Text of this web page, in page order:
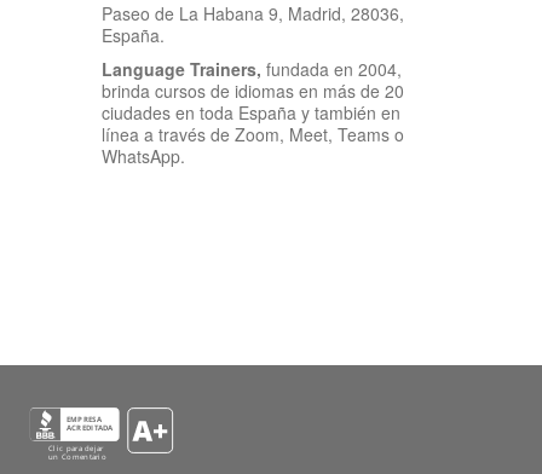
Paseo de La Habana 9, Madrid, 28036,
España.
Language Trainers, fundada en 2004,
brinda cursos de idiomas en más de 20
ciudades en toda España y también en
línea a través de Zoom, Meet, Teams o
WhatsApp.